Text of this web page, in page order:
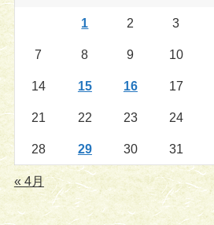
1 2 3
7 8 9 10
14 15 16 17
21 22 23 24
28 29 30 31
« 4月